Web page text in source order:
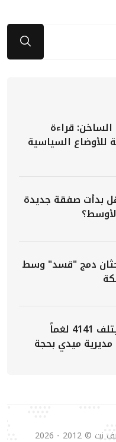
قراءة
للأوضاع السياسية
بدأت صفقة جديدة
دمج "قسد" وسط
مشروع "مسام" يتلف 4141 لغماً
ميدي بحجة
- 2026